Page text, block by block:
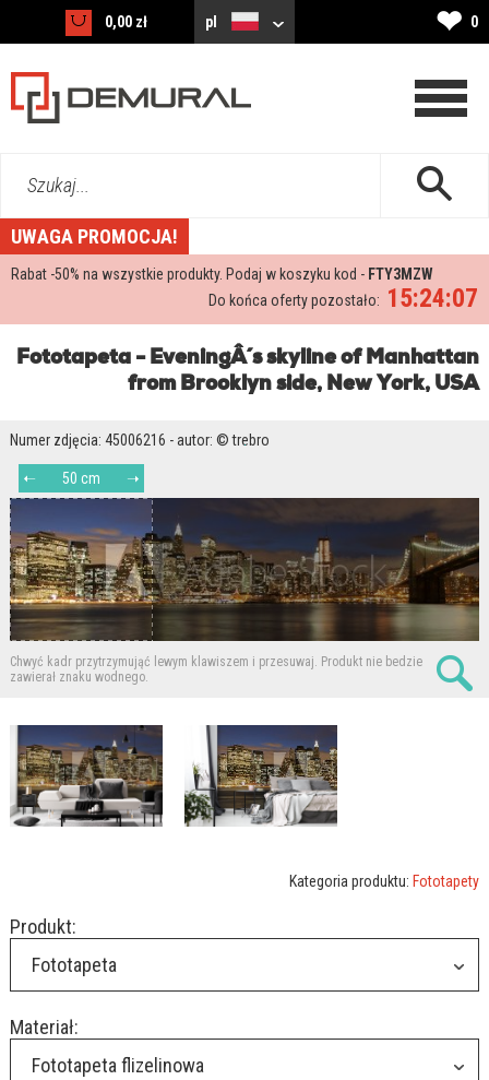
0,00 zł pl ❤ 0
Szukaj...
UWAGA PROMOCJA!
Rabat -50% na wszystkie produkty. Podaj w koszyku kod - FTY3MZW
15:24:07
Do końca oferty pozostało:
Fototapeta - EveningÂ´s skyline of Manhattan
from Brooklyn side, New York, USA
Numer zdjęcia: 45006216 - autor: © trebro
50 cm
Chwyć kadr przytrzymująć lewym klawiszem i przesuwaj. Produkt nie bedzie
zawierał znaku wodnego.
Kategoria produktu: Fototapety
Produkt:
Fototapeta
Materiał:
Fototapeta flizelinowa